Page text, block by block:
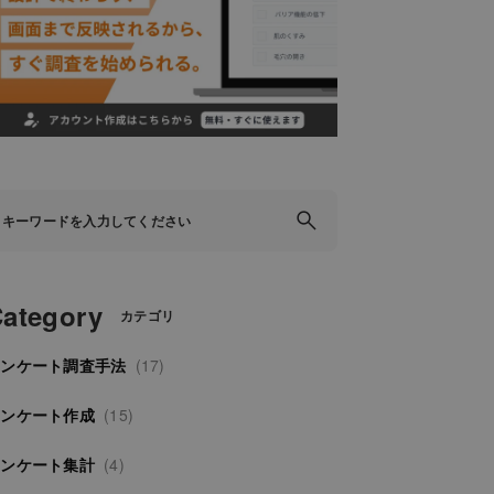
カテゴリ
ケート調査手法 (17)
ケート作成 (15)
ケート集計 (4)